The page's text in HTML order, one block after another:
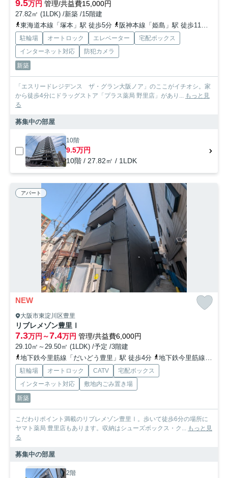
9.5万円 管理/共益費15,000円
27.82㎡ (1LDK) /新築 /15階建
東海道本線「塚本」駅 徒歩5分
阪神本線「姫島」駅 徒歩11分
駐輪場 オートロック エレベーター
宅配ボックス
インターネット対応
防犯カメラ
新築
「エスリードレジデンス ザ・グラン大阪ノア」のここがイチオシ。家
から徒歩4分にドラッグストア「プラス薬局 野里店」があり... もっと見
る
募集中の部屋
10階
9.5万円
10階 / 27.82㎡ / 1LDK
アパート
NEW
大阪市東淀川区豊里
リブレメゾン豊里Ⅰ
7.3万円～7.4万円 管理/共益費6,000円
29.10㎡～29.50㎡ (1LDK) /予定 /3階建
地下鉄今里筋線「だいどう豊里」駅 徒歩4分
地下鉄今里筋線「瑞光四丁目」駅 徒歩15分
駐輪場 オートロック CATV
宅配ボックス
インターネット対応
敷地内ごみ置き場
新築
こだわりポイント満載のリブレメゾン豊里Ⅰ。歩いて徒歩6分の場所に
ヤマト薬局 豊里店もあります。収納はシューズボックス・ク... もっと見
る
募集中の部屋
2階